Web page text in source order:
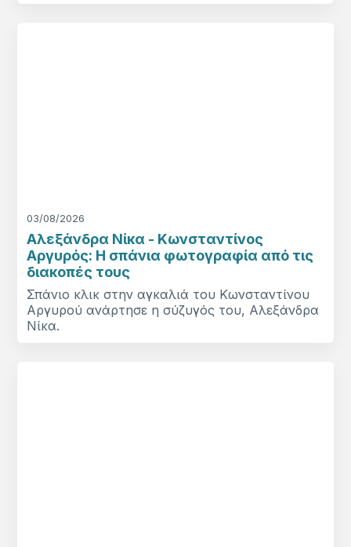
03/08/2026
Αλεξάνδρα Νίκα - Κωνσταντίνος
Αργυρός: Η σπάνια φωτογραφία από τις
διακοπές τους
Σπάνιο κλικ στην αγκαλιά του Κωνσταντίνου
Αργυρού ανάρτησε η σύζυγός του, Αλεξάνδρα
Νίκα.